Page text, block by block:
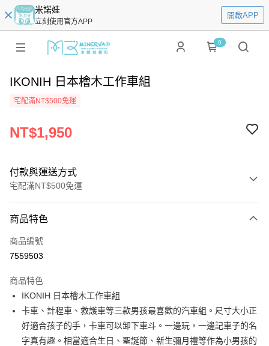
米諾娃
立刻使用官方APP
開啟APP
0
IKONIH 日本檜木工作車組
宅配滿NT$500免運
NT$1,950
付款與運送方式
宅配滿NT$500免運
信用卡一次付款
LINE Pay
街口支付
悠遊付
ATM付款
商品特色
商品編號
7559503
商品特色
IKONIH 日本檜木工作車組
卡車、計程車、救護車等三款男孩最喜歡的汽車組。尺寸大小正
好適合孩子的手，卡車可以卸下車斗。一邊玩，一邊記車子的名
字真有趣。相當適合生日、聖誕節、新生彌月禮等作為小男孩的